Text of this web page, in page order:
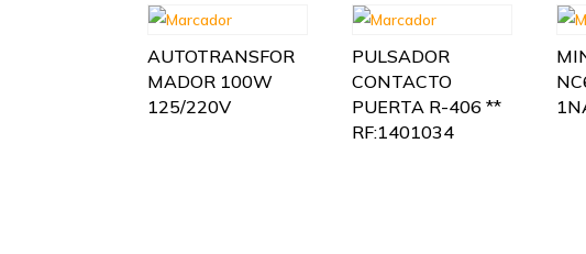
AUTOTRANSFOR
MADOR 100W
125/220V
PULSADOR
CONTACTO
PUERTA R-406 **
RF:1401034